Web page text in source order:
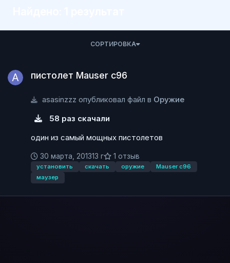
СОРТИРОВКА
пистолет Mauser c96
asasinzzz опубликовал файл в Оружие
58 раз скачали
один из самый мощных пистолетов
30 марта, 201313 г 1 отзыв
установить скачать оружие
Mauser c96
маузер